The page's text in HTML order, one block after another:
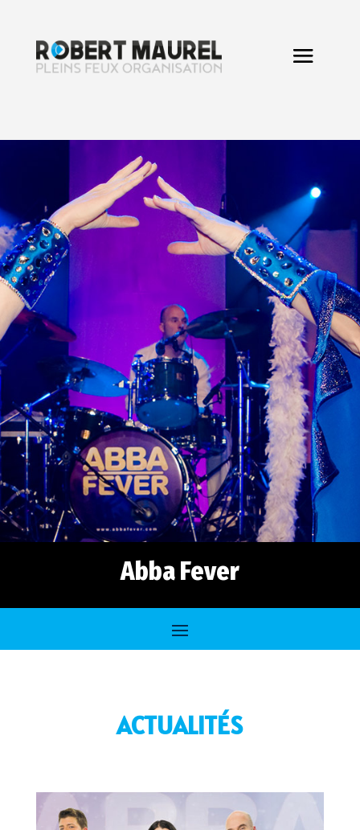
Abba Fever
ACTUALITÉS